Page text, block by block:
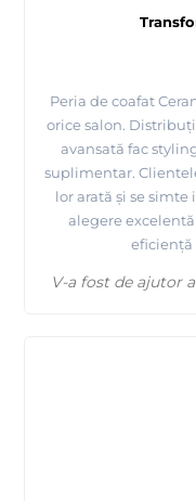
Peria de coafat
orice salon.
avansată fac
suplimentar.
lor arată și se
alegere
eficiență
V-a fost de ajutor